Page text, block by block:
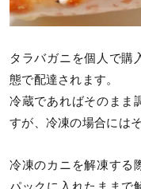
タラバガニを個人で購
態で配達されます。
冷蔵であればそのまま
すが、冷凍の場合には
冷凍のカニを解凍する
パックに入れたままで